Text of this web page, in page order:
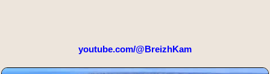
youtube.com/@BreizhKam